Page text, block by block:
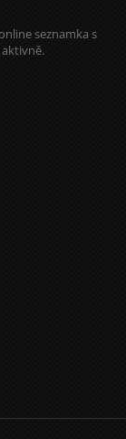
seznamka s